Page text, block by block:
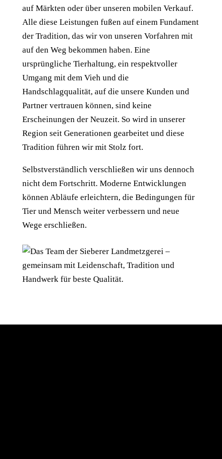
auf Märkten oder über unseren mobilen Verkauf.
Alle diese Leistungen fußen auf einem Fundament
der Tradition, das wir von unseren Vorfahren mit
auf den Weg bekommen haben. Eine
ursprüngliche Tierhaltung, ein respektvoller
Umgang mit dem Vieh und die
Handschlagqualität, auf die unsere Kunden und
Partner vertrauen können, sind keine
Erscheinungen der Neuzeit. So wird in unserer
Region seit Generationen gearbeitet und diese
Tradition führen wir mit Stolz fort.
Selbstverständlich verschließen wir uns dennoch
nicht dem Fortschritt. Moderne Entwicklungen
können Abläufe erleichtern, die Bedingungen für
Tier und Mensch weiter verbessern und neue
Wege erschließen.